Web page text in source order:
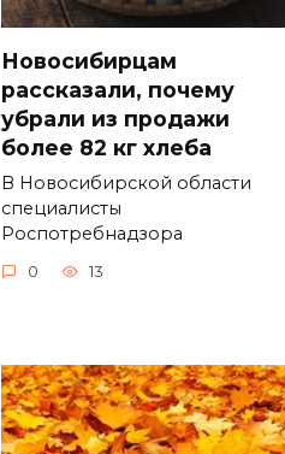
Новосибирцам
рассказали, почему
убрали из продажи
более 82 кг хлеба
В Новосибирской области
специалисты
Роспотребнадзора
0 13